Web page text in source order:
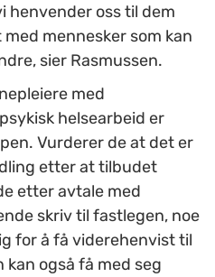
henvender oss til dem
mennesker som kan
sier Rasmussen.
med
helsearbeid er
Vurderer de at det er
etter at tilbudet
etter avtale med
skriv til fastlegen, noe
for å få viderehenvist til
også få med seg